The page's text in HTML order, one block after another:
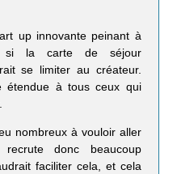
up innovante peinant à
si la carte de séjour
se limiter au créateur.
étendue à tous ceux qui
nombreux à vouloir aller
donc beaucoup
faciliter cela, et cela